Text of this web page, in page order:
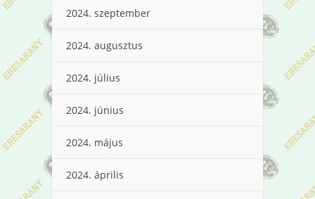
2024. szeptember
2024. augusztus
2024. július
2024. június
2024. május
2024. április